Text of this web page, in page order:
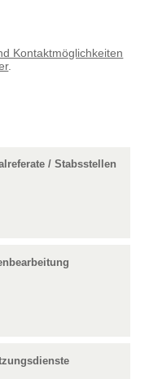
Kontaktmöglichkeiten
.
/ Stabsstellen